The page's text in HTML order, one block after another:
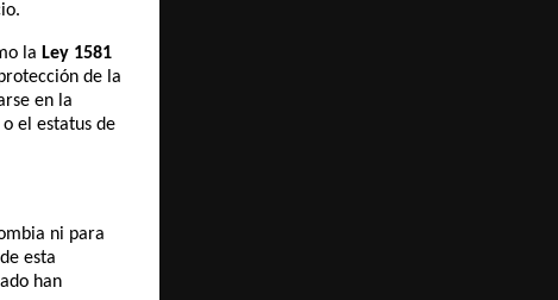
la Ley 1581
de la
en la
el estatus de
ni para
esta
han